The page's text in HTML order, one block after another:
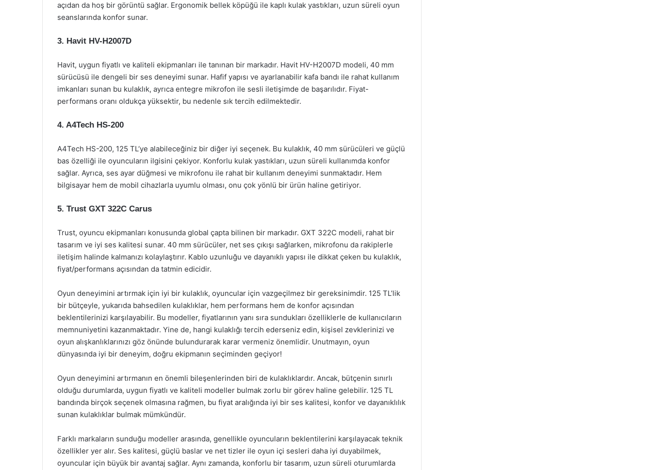
açıdan da hoş bir görüntü sağlar. Ergonomik bellek köpüğü ile kaplı kulak yastıkları, uzun süreli oyun
seanslarında konfor sunar.
3. Havit HV-H2007D
Havit, uygun fiyatlı ve kaliteli ekipmanları ile tanınan bir markadır. Havit HV-H2007D modeli, 40 mm
sürücüsü ile dengeli bir ses deneyimi sunar. Hafif yapısı ve ayarlanabilir kafa bandı ile rahat kullanım
imkanları sunan bu kulaklık, ayrıca entegre mikrofon ile sesli iletişimde de başarılıdır. Fiyat-
performans oranı oldukça yüksektir, bu nedenle sık tercih edilmektedir.
4. A4Tech HS-200
A4Tech HS-200, 125 TL‘ye alabileceğiniz bir diğer iyi seçenek. Bu kulaklık, 40 mm sürücüleri ve güçlü
bas özelliği ile oyuncuların ilgisini çekiyor. Konforlu kulak yastıkları, uzun süreli kullanımda konfor
sağlar. Ayrıca, ses ayar düğmesi ve mikrofonu ile rahat bir kullanım deneyimi sunmaktadır. Hem
bilgisayar hem de mobil cihazlarla uyumlu olması, onu çok yönlü bir ürün haline getiriyor.
5. Trust GXT 322C Carus
Trust, oyuncu ekipmanları konusunda global çapta bilinen bir markadır. GXT 322C modeli, rahat bir
tasarım ve iyi ses kalitesi sunar. 40 mm sürücüler, net ses çıkışı sağlarken, mikrofonu da rakiplerle
iletişim halinde kalmanızı kolaylaştırır. Kablo uzunluğu ve dayanıklı yapısı ile dikkat çeken bu kulaklık,
fiyat/performans açısından da tatmin edicidir.
Oyun deneyimini artırmak için iyi bir kulaklık, oyuncular için vazgeçilmez bir gereksinimdir. 125 TL’lik
bir bütçeyle, yukarıda bahsedilen kulaklıklar, hem performans hem de konfor açısından
beklentilerinizi karşılayabilir. Bu modeller, fiyatlarının yanı sıra sundukları özelliklerle de kullanıcıların
memnuniyetini kazanmaktadır. Yine de, hangi kulaklığı tercih ederseniz edin, kişisel zevklerinizi ve
oyun alışkanlıklarınızı göz önünde bulundurarak karar vermeniz önemlidir. Unutmayın, oyun
dünyasında iyi bir deneyim, doğru ekipmanın seçiminden geçiyor!
Oyun deneyimini artırmanın en önemli bileşenlerinden biri de kulaklıklardır. Ancak, bütçenin sınırlı
olduğu durumlarda, uygun fiyatlı ve kaliteli modeller bulmak zorlu bir görev haline gelebilir. 125 TL
bandında birçok seçenek olmasına rağmen, bu fiyat aralığında iyi bir ses kalitesi, konfor ve dayanıklılık
sunan kulaklıklar bulmak mümkündür.
Farklı markaların sunduğu modeller arasında, genellikle oyuncuların beklentilerini karşılayacak teknik
özellikler yer alır. Ses kalitesi, güçlü baslar ve net tizler ile oyun içi sesleri daha iyi duyabilmek,
oyuncular için büyük bir avantaj sağlar. Aynı zamanda, konforlu bir tasarım, uzun süreli oturumlarda